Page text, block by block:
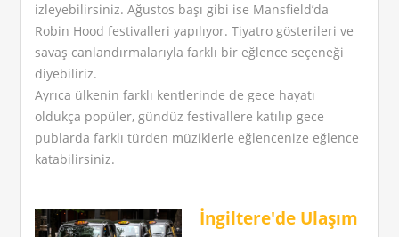
izleyebilirsiniz. Ağustos başı gibi ise Mansfield’da
Robin Hood festivalleri yapılıyor. Tiyatro gösterileri ve
savaş canlandırmalarıyla farklı bir eğlence seçeneği
diyebiliriz.
Ayrıca ülkenin farklı kentlerinde de gece hayatı
oldukça popüler, gündüz festivallere katılıp gece
publarda farklı türden müziklerle eğlencenize eğlence
katabilirsiniz.
İngiltere'de Ulaşım